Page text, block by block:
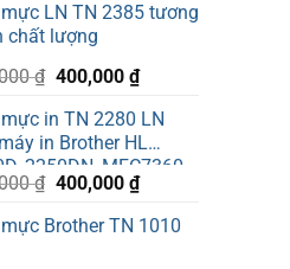
là:
550,000 ₫.
tại
450,000 ₫.
LN TN 2385 tương
chất lượng
₫ Giá
là:
500,000 ₫.
400,000 ₫Giá
tại
là:
400,000 ₫.
in TN 2280 LN
in Brother HL
2250DN, MFC7360,
7060
₫ Giá
là:
400,000 ₫Giá
tại
Brother TN 1010